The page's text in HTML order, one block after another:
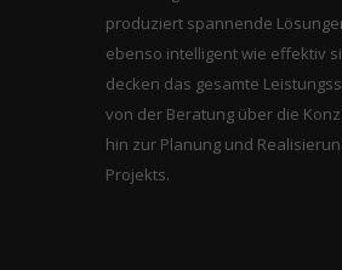
produziert spannende
ebenso intelligent wie effektiv
decken das gesamte
von der Beratung über die
hin zur Planung und
Projekts.